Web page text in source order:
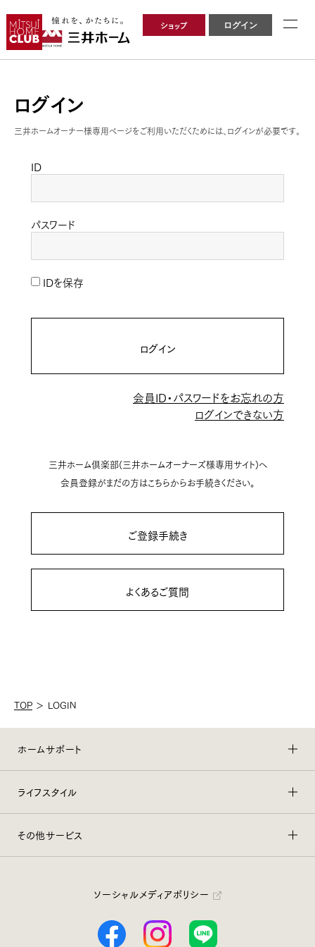
ショップ ログイン
ログイン
三井ホームオーナー様専用ページをご利用いただくためには、ログインが必要です。
ID
パスワード
IDを保存
ログイン
会員ID・パスワードをお忘れの方
ログインできない方
三井ホーム倶楽部(三井ホームオーナーズ様専用サイト)へ
会員登録がまだの方はこちらからお手続きください。
ご登録手続き
よくあるご質問
TOP ＞ LOGIN
ホームサポート
ライフスタイル
その他サービス
ソーシャルメディアポリシー